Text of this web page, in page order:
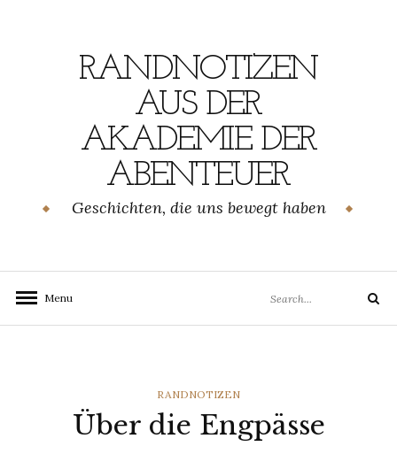
RANDNOTIZEN
AUS DER
AKADEMIE DER
ABENTEUER
Geschichten, die uns bewegt haben
Menu
for:
Search
CATEGORIES
RANDNOTIZEN
Über die Engpässe